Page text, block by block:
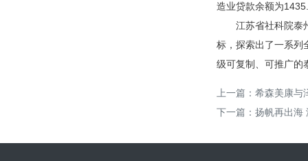
造业贷款余额为
江苏省社科院泰
标，探索出了一系列
级可复制、可推广的
上一篇： 希森美康与
下一篇： 扬帆再出海